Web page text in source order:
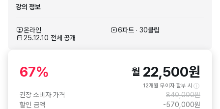
강의 정보
온라인
6파트 ∙ 30클립
25.12.10 전체 공개
67% 월 22,500원
12개월 무이자 할부 시
권장 소비자 가격 840,000원
할인 금액
-570,000원